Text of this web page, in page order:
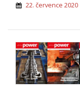
22. července 2020